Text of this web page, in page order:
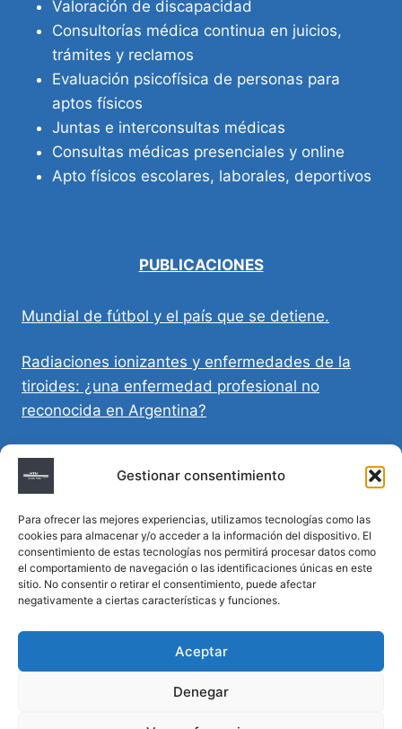
Gestionar consentimiento
Para ofrecer las mejores experiencias, utilizamos tecnologías como las
cookies para almacenar y/o acceder a la información del dispositivo. El
consentimiento de estas tecnologías nos permitirá procesar datos como
el comportamiento de navegación o las identificaciones únicas en este
sitio. No consentir o retirar el consentimiento, puede afectar
negativamente a ciertas características y funciones.
Aceptar
Denegar
Valoración de discapacidad
Consultorías médica continua en juicios,
trámites y reclamos
Evaluación psicofísica de personas para
aptos físicos
Juntas e interconsultas médicas
Consultas médicas presenciales y online
Apto físicos escolares, laborales, deportivos
PUBLICACIONES
Mundial de fútbol y el país que se detiene.
Radiaciones ionizantes y enfermedades de la
tiroides: ¿una enfermedad profesional no
reconocida en Argentina?
Directivas Médicas Anticipadas en Córdoba:
requisitos, registro y validez legal
Sumar vida a los años: decálogo para un
envejecimiento saludable
Determinación de la hora de muerte en